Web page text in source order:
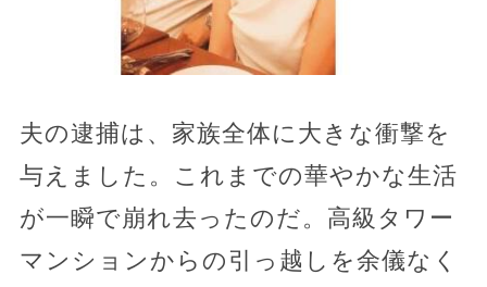
夫の逮捕は、家族全体に大きな衝撃を
与えました。これまでの華やかな生活
が一瞬で崩れ去ったのだ。高級タワー
マンションからの引っ越しを余儀なく